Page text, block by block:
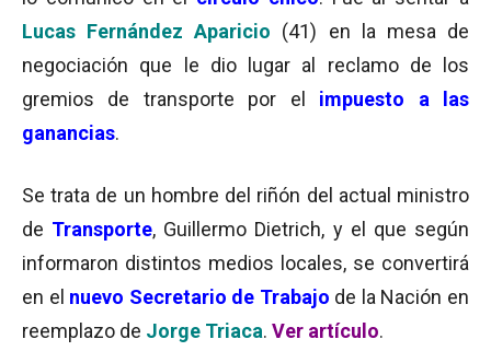
Lucas Fernández Aparicio (41) en la mesa de
negociación que le dio lugar al reclamo de los
gremios de transporte por el impuesto a las
ganancias.
Se trata de un hombre del riñón del actual ministro
de Transporte, Guillermo Dietrich, y el que según
informaron distintos medios locales, se convertirá
en el nuevo Secretario de Trabajo de la Nación en
reemplazo de Jorge Triaca. Ver artículo.